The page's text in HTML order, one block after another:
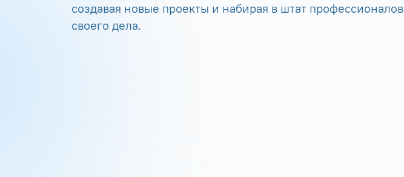
создавая новые проекты и набирая в штат профессионалов
своего дела.